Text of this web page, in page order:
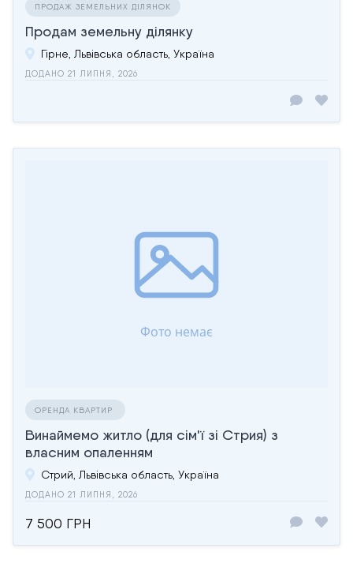
ПРОДАЖ ЗЕМЕЛЬНИХ ДІЛЯНОК
Продам земельну ділянку
Гірне, Львівська область, Україна
ДОДАНО 21 ЛИПНЯ, 2026
ОРЕНДА КВАРТИР
Винаймемо житло (для сім'ї зі Стрия) з
власним опаленням
Стрий, Львівська область, Україна
ДОДАНО 21 ЛИПНЯ, 2026
7 500 ГРН